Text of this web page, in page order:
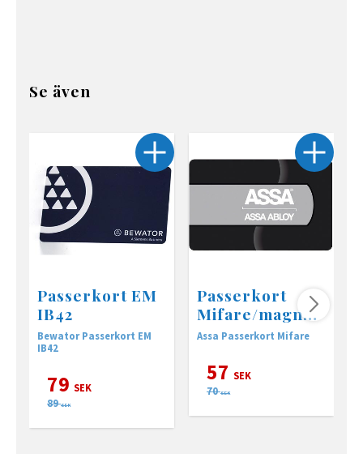
Se även
Passerkort EM
IB42
Bewator Passerkort EM
IB42
79 SEK
89 SEK
Passerkort
Mifare/magnet
Assa
Assa Passerkort Mifare
57 SEK
70 SEK